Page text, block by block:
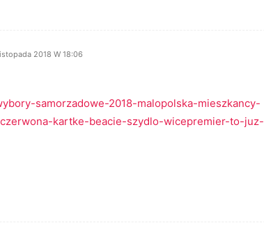
2018 W 18:06
samorzadowe-2018-malopolska-mieszkancy-
kartke-beacie-szydlo-wicepremier-to-juz-